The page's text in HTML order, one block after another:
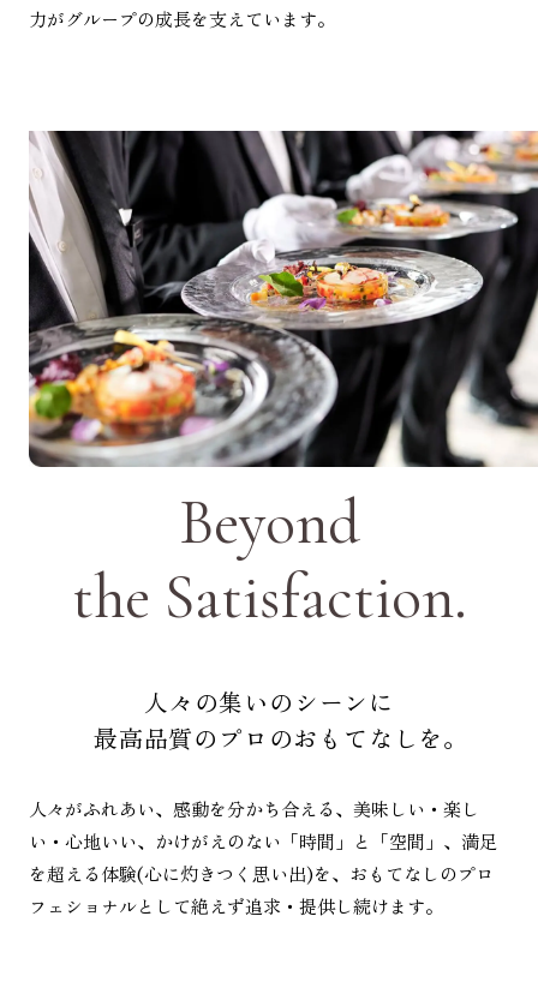
力がグループの成長を支えています。
Beyond
the Satisfaction.
人々の集いのシーンに
最高品質のプロのおもてなしを。
人々がふれあい、感動を分かち合える、美味しい・楽し
い・心地いい、かけがえのない「時間」と「空間」、満足
を超える体験(心に灼きつく思い出)を、おもてなしのプロ
フェショナルとして絶えず追求・提供し続けます。